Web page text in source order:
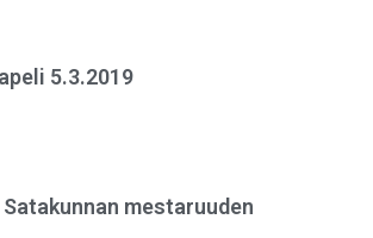
5.3.2019
mestaruuden